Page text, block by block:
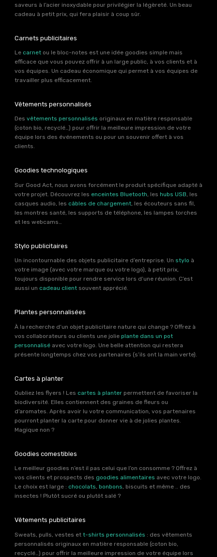
saveurs à l’acier inoxydable pour privilégier la légèreté. Un beau
cadeau à petit prix, qui fera plaisir à coup sûr.
Carnets publicitaires
Le carnet ou le bloc-notes est une idée goodies simple mais
efficace que vous pouvez offrir à un large public, à vos clients et à
vos équipes. Un cadeau économique qui permet à vos équipes de
travailler plus efficacement.
Vêtements personnalisés
Des vêtements personnalisés originaux en matière responsable
(coton bio, recyclé…) pour offrir la meilleure impression de votre
équipe lors des événements ou pour un souvenir offert à vos
clients.
Goodies technologiques
Sur Good Act, nous avons forcément le produit spécifique adapté à
votre projet. Découvrez les enceintes Bluetooth, les hubs USB, les
casques audio, les câbles de chargement, les écouteurs sans fil,
les montres santé, les supports de téléphone, les lampes torches
et les webcams…
Stylo publicitaires
Un incontournable des objets publicitaire d’entreprise. Un stylo à
votre image (avec votre marque ou votre logo), à petit prix,
toujours disponible pour rendre service lors d’une réunion. C’est
aussi un cadeau client souvent apprécié.
Plantes personnalisées
À la recherche d’un objet publicitaire nature qui change ? Offrez à
vos collaborateurs ou clients une jolie plante dans un pot
personnalisé avec votre logo. Une belle attention qui restera
présente longtemps chez vos partenaires (s’ils ont la main verte).
Cartes à planter
Oubliez les flyers ! Les cartes à planter permettent de favoriser la
biodiversité. Elles contiennent des graines de fleurs ou
d’aromates. Après avoir lu votre communication, vos partenaires
pourront planter la carte pour donner vie à de jolies plantes.
Magique non ?
Goodies comestibles
Le meilleur goodies n’est il pas celui que l’on consomme ? Offrez à
vos clients et prospects des goodies alimentaires avec votre logo.
Le choix est large : chocolats, bonbons, biscuits et même .. des
insectes ! Plutôt sucré ou plutôt salé ?
Vêtements publicitaires
Sweats, pulls, vestes et t-shirts personnalisés : des vêtements
personnalisés originaux en matière responsable (coton bio,
recyclé…) pour offrir la meilleure impression de votre équipe lors